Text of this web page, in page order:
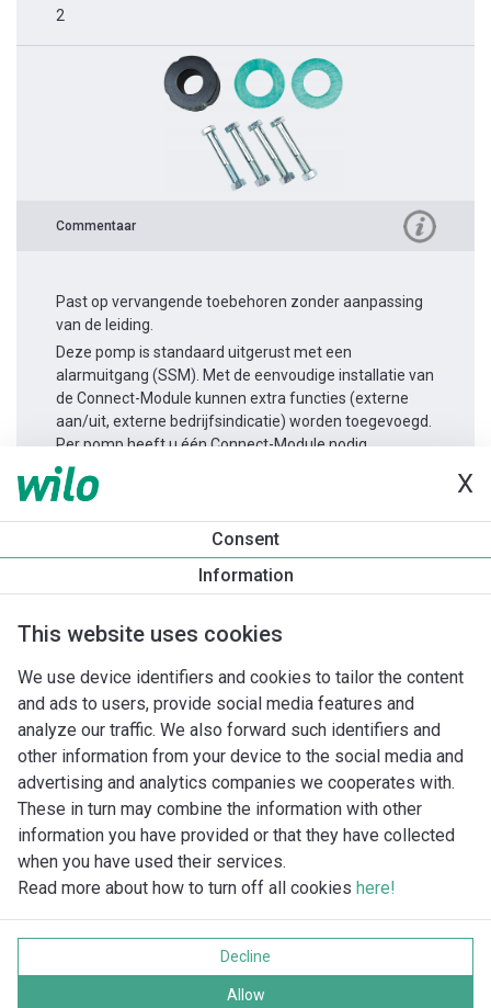
X
Consent
Information
This website uses cookies
We use device identifiers and cookies to tailor the content
and ads to users, provide social media features and
analyze our traffic. We also forward such identifiers and
other information from your device to the social media and
advertising and analytics companies we cooperates with.
These in turn may combine the information with other
information you have provided or that they have collected
when you have used their services.
Read more about how to turn off all cookies here!
Decline
Allow
2
Commentaar
Past op vervangende toebehoren zonder aanpassing
van de leiding.
Deze pomp is standaard uitgerust met een
alarmuitgang (SSM). Met de eenvoudige installatie van
de Connect-Module kunnen extra functies (externe
aan/uit, externe bedrijfsindicatie) worden toegevoegd.
Per pomp heeft u één Connect-Module nodig.
Productinformatie
Imprint
Gegevensbescherming
Alle rechten voorbehouden